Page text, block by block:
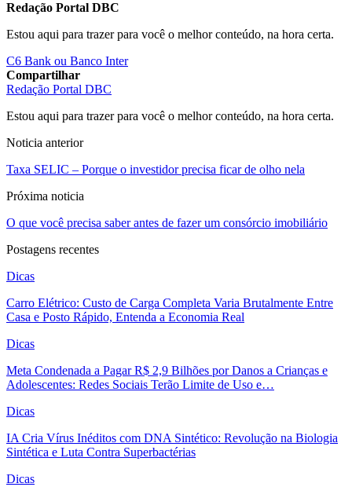
Redação Portal DBC
Estou aqui para trazer para você o melhor conteúdo, na hora certa.
C6 Bank ou Banco Inter
Compartilhar
Redação Portal DBC
Estou aqui para trazer para você o melhor conteúdo, na hora certa.
Noticia anterior
Taxa SELIC – Porque o investidor precisa ficar de olho nela
Próxima noticia
O que você precisa saber antes de fazer um consórcio imobiliário
Postagens recentes
Dicas
Carro Elétrico: Custo de Carga Completa Varia Brutalmente Entre
Casa e Posto Rápido, Entenda a Economia Real
Dicas
Meta Condenada a Pagar R$ 2,9 Bilhões por Danos a Crianças e
Adolescentes: Redes Sociais Terão Limite de Uso e…
Dicas
IA Cria Vírus Inéditos com DNA Sintético: Revolução na Biologia
Sintética e Luta Contra Superbactérias
Dicas